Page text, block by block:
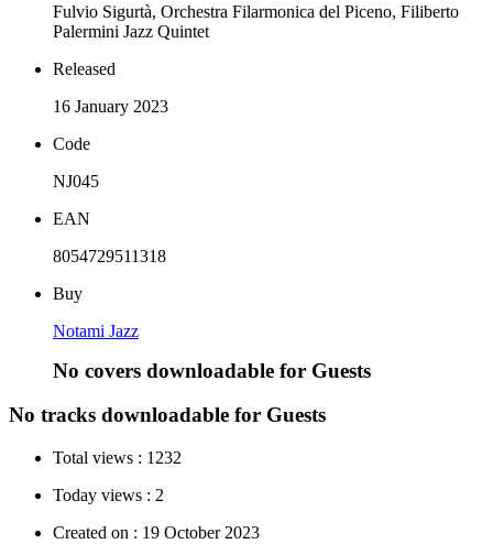
Fulvio Sigurtà, Orchestra Filarmonica del Piceno, Filiberto
Palermini Jazz Quintet
Released
16 January 2023
Code
NJ045
EAN
8054729511318
Buy
Notami Jazz
No covers downloadable for Guests
No tracks downloadable for Guests
Total views : 1232
Today views : 2
Created on : 19 October 2023